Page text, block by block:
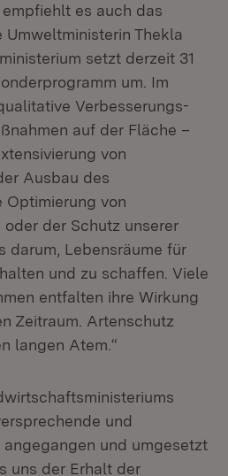
es auch das
Umweltministerin Thekla
setzt derzeit 31
um. Im
Verbesserungs-
auf der Fläche –
von
Ausbau des
Optimierung von
der Schutz unserer
darum, Lebensräume für
und zu schaffen. Viele
entfalten ihre Wirkung
Zeitraum. Artenschutz
langen Atem.“
und
und umgesetzt
uns der Erhalt der